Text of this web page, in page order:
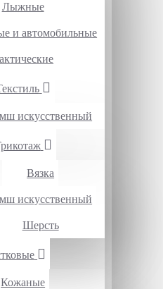
Лыжные
и автомобильные
искусственный
Вязка
искусственный
Шерсть
Кожаные